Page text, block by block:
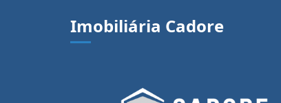
Imobiliária Cadore